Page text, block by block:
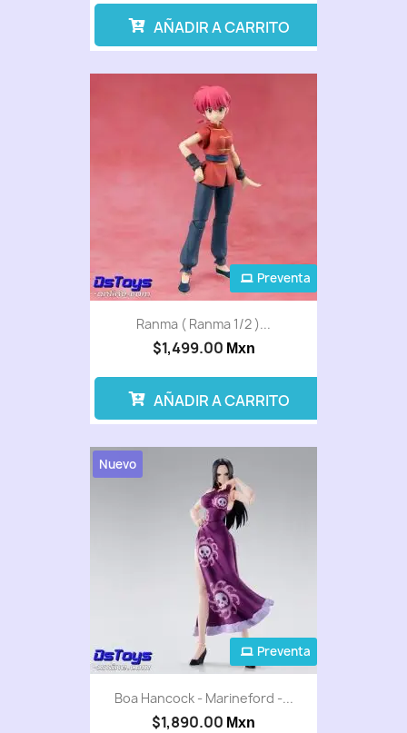
AÑADIR A CARRITO
Ranma ( Ranma 1/2 )...
$1,499.00 Mxn
Preventa
AÑADIR A CARRITO
Boa Hancock - Marineford -...
$1,890.00 Mxn
Preventa
Nuevo